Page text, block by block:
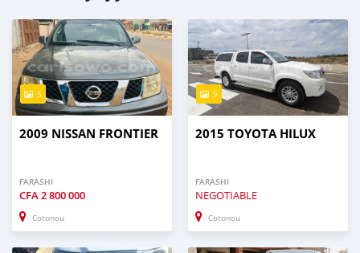
5
2009 NISSAN FRONTIER
FARASHI
CFA2 800 000
Cotonou
9
2015 TOYOTA HILUX
FARASHI
NEGOTIABLE
Cotonou